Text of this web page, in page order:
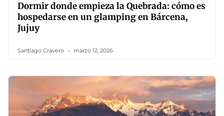
Dormir donde empieza la Quebrada: cómo es
hospedarse en un glamping en Bárcena,
Jujuy
Santiago Cravero marzo 12, 2026